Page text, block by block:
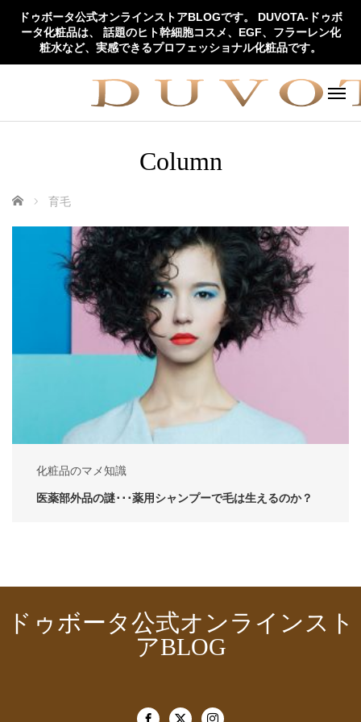
ドゥボータ公式オンラインストアBLOGです。 DUVOTA-ドゥボ
ータ化粧品は、 話題のヒト幹細胞コスメ、EGF、フラーレン化
粧水など、実感できるプロフェッショナル化粧品です。
Column
ホーム 育毛
化粧品のマメ知識
医薬部外品の謎･･･薬用シャンプーで毛は生えるのか？
ドゥボータ公式オンラインスト
アBLOG